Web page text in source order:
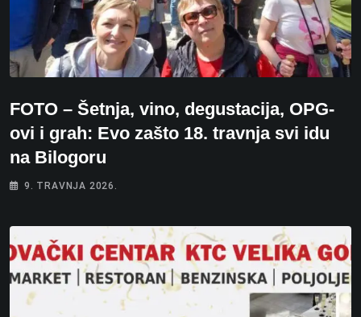
FOTO – Šetnja, vino, degustacija, OPG-
ovi i grah: Evo zašto 18. travnja svi idu
na Bilogoru
9. TRAVNJA 2026.